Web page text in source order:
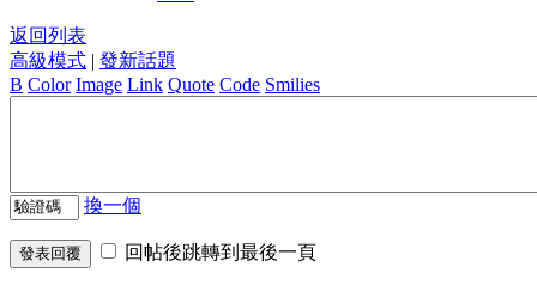
返回列表
高級模式 | 發新話題
B Color Image Link Quote Code Smilies
換一個
發表回覆 回帖後跳轉到最後一頁